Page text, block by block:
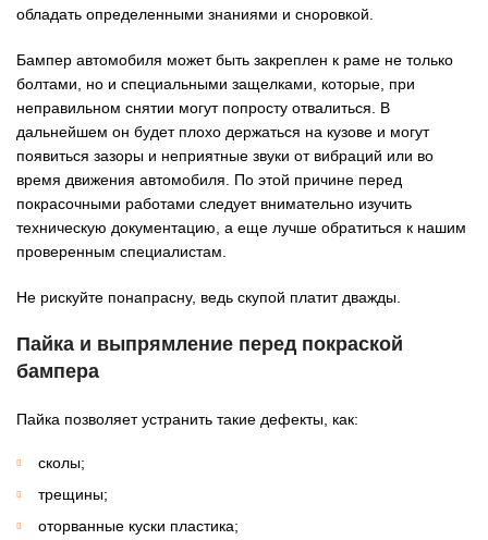
обладать определенными знаниями и сноровкой.
Бампер автомобиля может быть закреплен к раме не только
болтами, но и специальными защелками, которые, при
неправильном снятии могут попросту отвалиться. В
дальнейшем он будет плохо держаться на кузове и могут
появиться зазоры и неприятные звуки от вибраций или во
время движения автомобиля. По этой причине перед
покрасочными работами следует внимательно изучить
техническую документацию, а еще лучше обратиться к нашим
проверенным специалистам.
Не рискуйте понапрасну, ведь скупой платит дважды.
Пайка и выпрямление перед покраской
бампера
Пайка позволяет устранить такие дефекты, как:
сколы;
трещины;
оторванные куски пластика;